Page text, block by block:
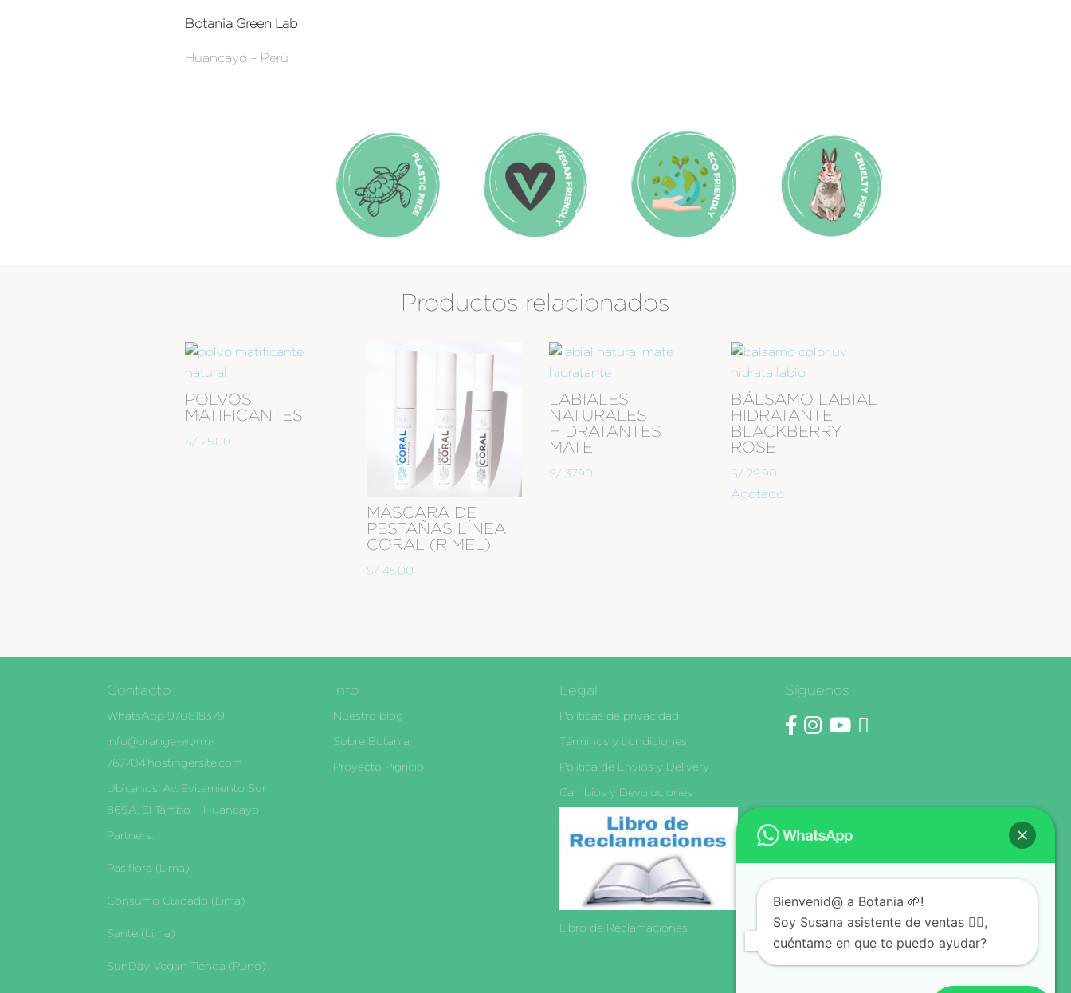
Botania Green Lab
Huancayo – Perú
Productos relacionados
POLVOS
MATIFICANTES
S/ 25.00
MÁSCARA DE
PESTAÑAS LÍNEA
CORAL (RIMEL)
S/ 45.00
LABIALES
NATURALES
HIDRATANTES
MATE
S/37.90
BÁLSAMO LABIAL
HIDRATANTE
BLACKBERRY
ROSE
S/ 29.90
Agotado
Contacto
WhatsApp 970818379
info@orange-worm-
767704.hostingersite.com
Ubìcanos: Av. Evitamiento Sur
869A, El Tambo – Huancayo
Partners:
Pasiflora (Lima)
Consumo Cuidado (Lima)
Santé (Lima)
SunDay Vegan Tienda (Puno)
Info
Nuestro blog
Sobre Botania
Proyecto Pigricio
Legal
Políticas de privacidad
Términos y condiciones
Política de Envíos y Delivery
Cambios y Devoluciones
Libro de Reclamaciones
Síguenos
Bienvenid@ a Botania 🌱!
Soy Susana asistente de ventas 🙋‍♀️,
cuéntame en que te puedo ayudar?